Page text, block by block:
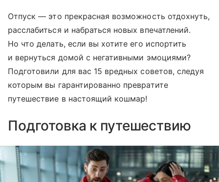
Отпуск — это прекрасная возможность отдохнуть,
расслабиться и набраться новых впечатлений.
Но что делать, если вы хотите его испортить
и вернуться домой с негативными эмоциями?
Подготовили для вас 15 вредных советов, следуя
которым вы гарантированно превратите
путешествие в настоящий кошмар!
Подготовка к путешествию